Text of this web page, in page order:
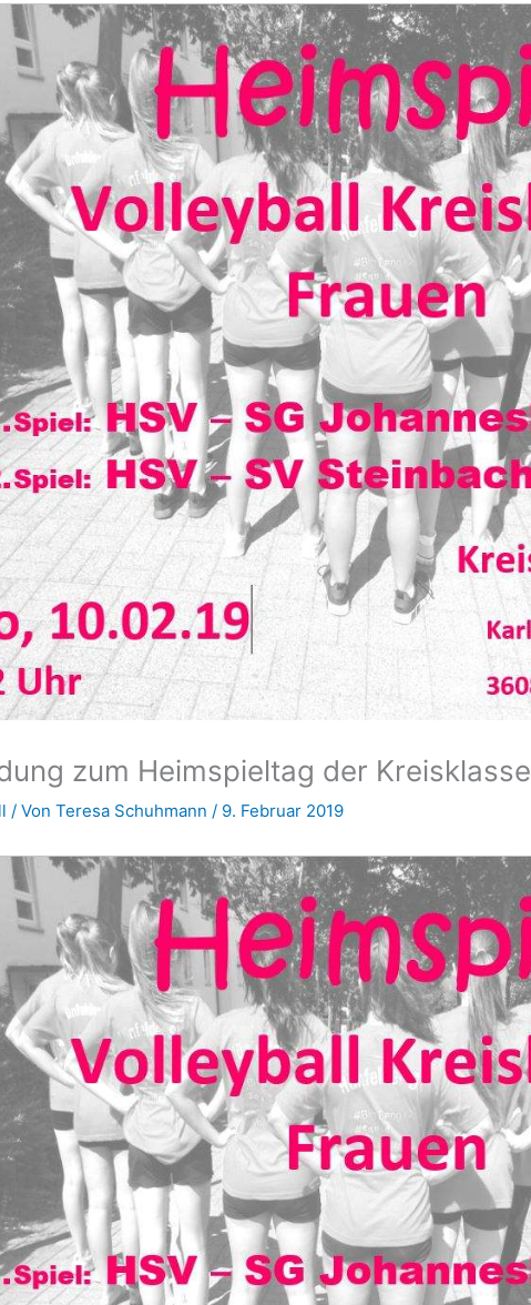
zum Heimspieltag der Kreisklasse
/ VonTeresa Schuhmann/ 9. Februar 2019